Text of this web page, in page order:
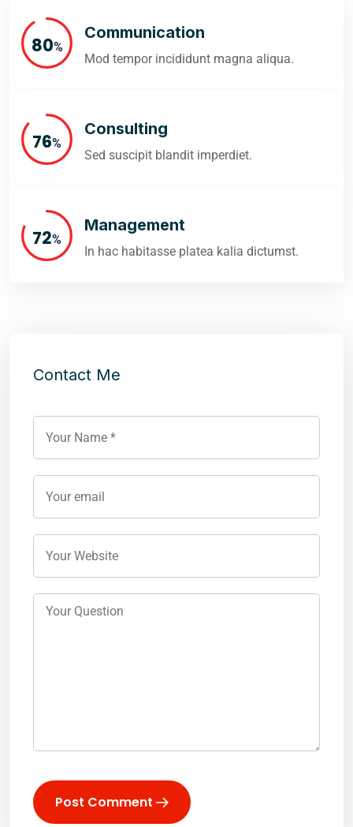
89%
Communication
Mod tempor incididunt magna aliqua.
84%
Consulting
Sed suscipit blandit imperdiet.
79%
Management
In hac habitasse platea kalia dictumst.
Contact Me
Post Comment